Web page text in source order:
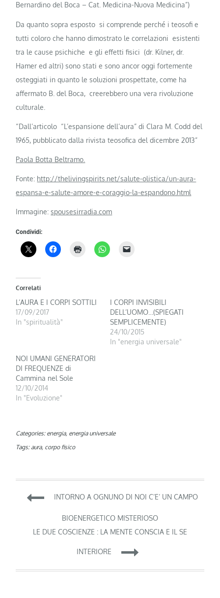
Bernardino del Boca – Cat. Medicina-Nuova Medicina”)
Da quanto sopra esposto si comprende perché i teosofi e
tutti coloro che hanno dimostrato le correlazioni esistenti
tra le cause psichiche e gli effetti fisici (dr. Kilner, dr.
Hamer ed altri) sono stati e sono ancor oggi fortemente
osteggiati in quanto le soluzioni prospettate, come ha
affermato B. del Boca, creerebbero una vera rivoluzione
culturale.
“Dall’articolo “L’espansione dell’aura” di Clara M. Codd del
1965, pubblicato dalla rivista teosofica del dicembre 2013”
Paola Botta Beltramo.
Fonte: http://thelivingspirits.net/salute-olistica/un-aura-
espansa-e-salute-amore-e-coraggio-la-espandono.html
Immagine:spousesirradia.com
Condividi:
Correlati
L’AURA E I CORPI SOTTILI
17/09/2017
In "spiritualità"
I CORPI INVISIBILI
DELL’UOMO…(SPIEGATI
SEMPLICEMENTE)
24/10/2015
In "energia universale"
NOI UMANI GENERATORI
DI FREQUENZE di
Cammina nel Sole
12/10/2014
In "Evoluzione"
Categories: energia, energia universale
Tags: aura, corpo fisico
Navigazione
articoli
INTORNO A OGNUNO DI NOI C’E’ UN CAMPO
BIOENERGETICO MISTERIOSO
LE DUE COSCIENZE : LA MENTE CONSCIA E IL SE
INTERIORE